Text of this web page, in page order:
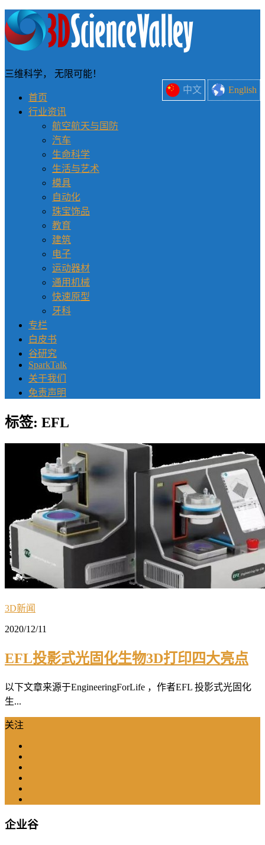
中文 English
三维科学， 无限可能！
首页
行业资讯
航空航天与国防
汽车
生命科学
生活与艺术
模具
自动化
珠宝饰品
教育
建筑
电子
运动器材
通用机械
快速原型
牙科
专栏
白皮书
谷研究
SparkTalk
关于我们
免责声明
标签: EFL
3D新闻
2020/12/11
EFL投影式光固化生物3D打印四大亮点
以下文章来源于EngineeringForLife ，作者EFL 投影式光固化
生...
关注
企业谷